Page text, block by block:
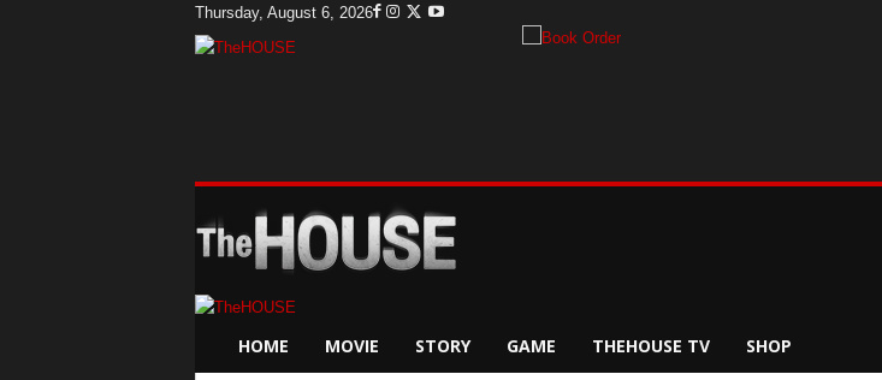
Thursday, August 6, 2026
s
HOME MOVIE STORY GAME THEHOUSE TV SHOP